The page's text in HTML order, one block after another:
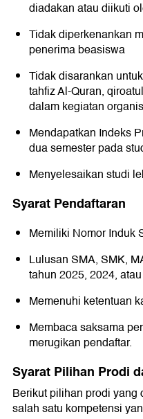
diadakan atau diikuti
Tidak diperkenankan
penerima beasiswa
Tidak disarankan
tahfiz Al-Quran,
dalam kegiatan
Mendapatkan Indeks
dua semester pada
Menyelesaikan studi
Syarat Pendaftaran
Memiliki Nomor Induk
Lulusan SMA, SMK,
tahun 2025, 2024,
Memenuhi ketentuan
Membaca saksama
merugikan pendaftar.
Syarat Pilihan Prodi
Berikut pilihan prodi yang
salah satu kompetensi